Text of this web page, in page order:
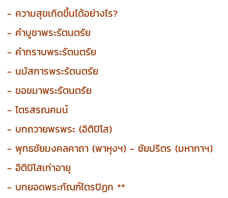
- ความสุขเกิดขึ้นได้อย่างไร?
- คำบูชาพระรัตนตรัย
- คำกราบพระรัตนตรัย
- นมัสการพระรัตนตรัย
- ขอขมาพระรัตนตรัย
- ไตรสรณคมน์
- บทถวายพรพระ (อิติปิโส)
- พุทธชัยมงคลคาถา (พาหุงฯ) - ชัยปริตร (มหากาฯ)
- อิติปิโสเท่าอายุ
- บทยอดพระกัณฑ์ไตรปิฏก **